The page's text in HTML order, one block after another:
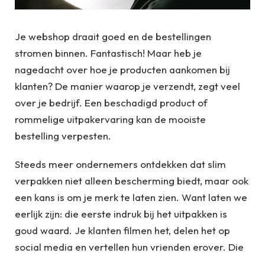
Je webshop draait goed en de bestellingen
stromen binnen. Fantastisch! Maar heb je
nagedacht over hoe je producten aankomen bij
klanten? De manier waarop je verzendt, zegt veel
over je bedrijf. Een beschadigd product of
rommelige uitpakervaring kan de mooiste
bestelling verpesten.
Steeds meer ondernemers ontdekken dat slim
verpakken niet alleen bescherming biedt, maar ook
een kans is om je merk te laten zien. Want laten we
eerlijk zijn: die eerste indruk bij het uitpakken is
goud waard. Je klanten filmen het, delen het op
social media en vertellen hun vrienden erover. Die